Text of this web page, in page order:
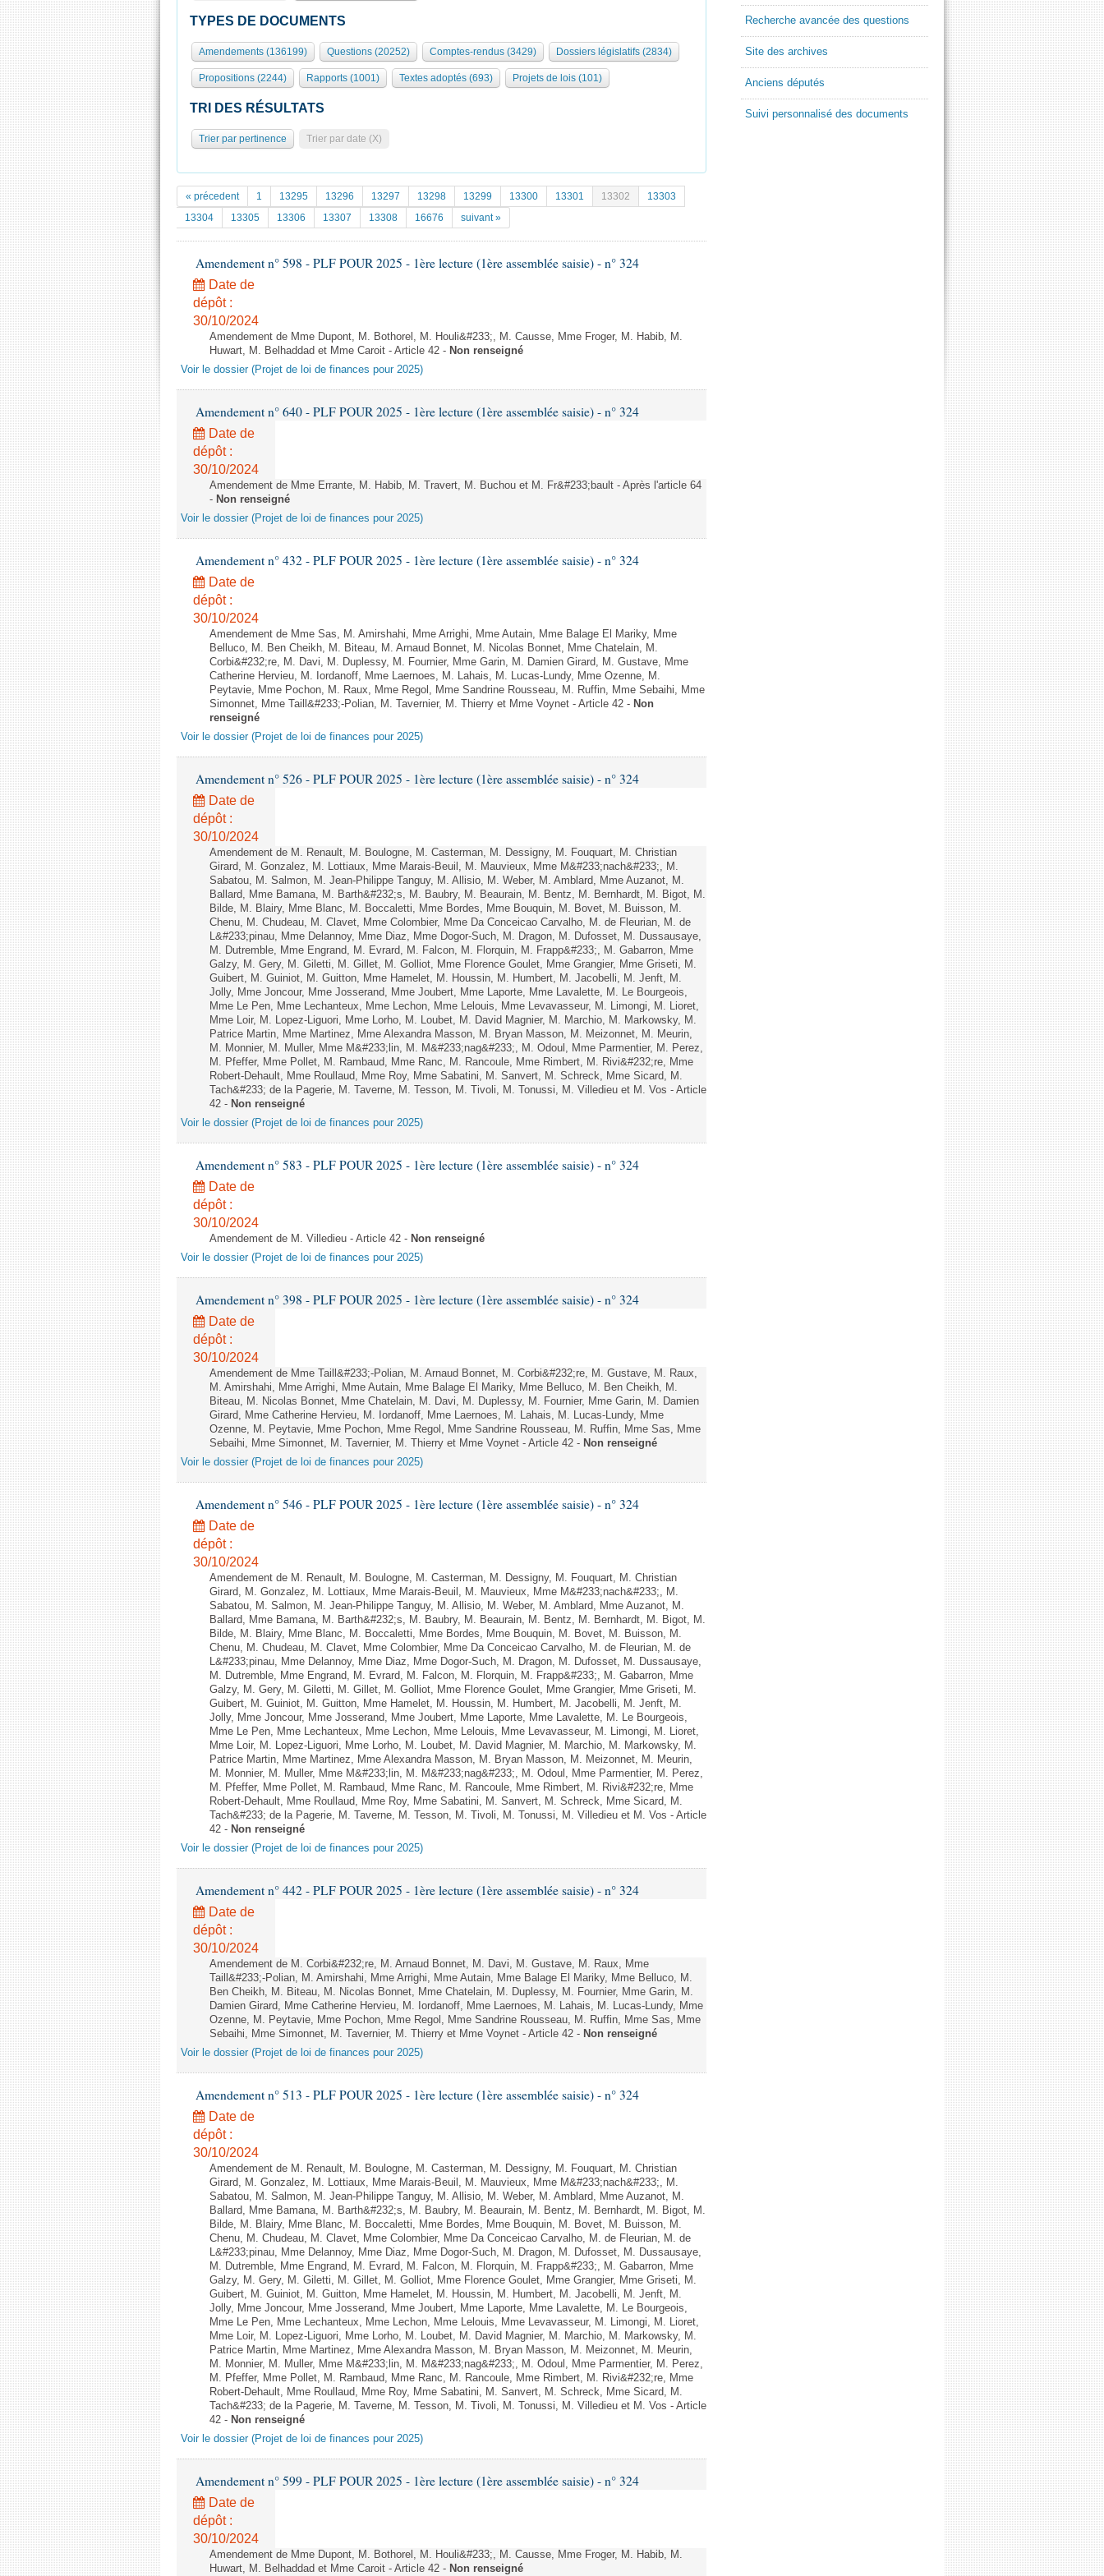
TYPES DE DOCUMENTS
Amendements (136199) Questions (20252) Comptes-rendus (3429) Dossiers législatifs (2834)
Propositions (2244) Rapports (1001) Textes adoptés (693) Projets de lois (101)
TRI DES RÉSULTATS
Trier par pertinence Trier par date (X)
« précedent 1 13295 13296 13297 13298 13299 13300 13301 13302
13303
13304
13305 13306 13307 13308 16676 suivant »
Amendement n° 598 - PLF POUR 2025 - 1ère lecture (1ère assemblée saisie) - n° 324
Date de
dépôt :
30/10/2024
Amendement de Mme Dupont, M. Bothorel, M. Houli&#233;, M. Causse, Mme Froger, M. Habib, M.
Huwart, M. Belhaddad et Mme Caroit - Article 42 - Non renseigné
Voir le dossier (Projet de loi de finances pour 2025)
Amendement n° 640 - PLF POUR 2025 - 1ère lecture (1ère assemblée saisie) - n° 324
Date de
dépôt :
30/10/2024
Amendement de Mme Errante, M. Habib, M. Travert, M. Buchou et M. Fr&#233;bault - Après l'article 64
- Non renseigné
Voir le dossier (Projet de loi de finances pour 2025)
Amendement n° 432 - PLF POUR 2025 - 1ère lecture (1ère assemblée saisie) - n° 324
Date de
dépôt :
30/10/2024
Amendement de Mme Sas, M. Amirshahi, Mme Arrighi, Mme Autain, Mme Balage El Mariky, Mme
Belluco, M. Ben Cheikh, M. Biteau, M. Arnaud Bonnet, M. Nicolas Bonnet, Mme Chatelain, M.
Corbi&#232;re, M. Davi, M. Duplessy, M. Fournier, Mme Garin, M. Damien Girard, M. Gustave, Mme
Catherine Hervieu, M. Iordanoff, Mme Laernoes, M. Lahais, M. Lucas-Lundy, Mme Ozenne, M.
Peytavie, Mme Pochon, M. Raux, Mme Regol, Mme Sandrine Rousseau, M. Ruffin, Mme Sebaihi, Mme
Simonnet, Mme Taill&#233;-Polian, M. Tavernier, M. Thierry et Mme Voynet - Article 42 - Non
renseigné
Voir le dossier (Projet de loi de finances pour 2025)
Amendement n° 526 - PLF POUR 2025 - 1ère lecture (1ère assemblée saisie) - n° 324
Date de
dépôt :
30/10/2024
Amendement de M. Renault, M. Boulogne, M. Casterman, M. Dessigny, M. Fouquart, M. Christian
Girard, M. Gonzalez, M. Lottiaux, Mme Marais-Beuil, M. Mauvieux, Mme M&#233;nach&#233;, M.
Sabatou, M. Salmon, M. Jean-Philippe Tanguy, M. Allisio, M. Weber, M. Amblard, Mme Auzanot, M.
Ballard, Mme Bamana, M. Barth&#232;s, M. Baubry, M. Beaurain, M. Bentz, M. Bernhardt, M. Bigot, M.
Bilde, M. Blairy, Mme Blanc, M. Boccaletti, Mme Bordes, Mme Bouquin, M. Bovet, M. Buisson, M.
Chenu, M. Chudeau, M. Clavet, Mme Colombier, Mme Da Conceicao Carvalho, M. de Fleurian, M. de
L&#233;pinau, Mme Delannoy, Mme Diaz, Mme Dogor-Such, M. Dragon, M. Dufosset, M. Dussausaye,
M. Dutremble, Mme Engrand, M. Evrard, M. Falcon, M. Florquin, M. Frapp&#233;, M. Gabarron, Mme
Galzy, M. Gery, M. Giletti, M. Gillet, M. Golliot, Mme Florence Goulet, Mme Grangier, Mme Griseti, M.
Guibert, M. Guiniot, M. Guitton, Mme Hamelet, M. Houssin, M. Humbert, M. Jacobelli, M. Jenft, M.
Jolly, Mme Joncour, Mme Josserand, Mme Joubert, Mme Laporte, Mme Lavalette, M. Le Bourgeois,
Mme Le Pen, Mme Lechanteux, Mme Lechon, Mme Lelouis, Mme Levavasseur, M. Limongi, M. Lioret,
Mme Loir, M. Lopez-Liguori, Mme Lorho, M. Loubet, M. David Magnier, M. Marchio, M. Markowsky, M.
Patrice Martin, Mme Martinez, Mme Alexandra Masson, M. Bryan Masson, M. Meizonnet, M. Meurin,
M. Monnier, M. Muller, Mme M&#233;lin, M. M&#233;nag&#233;, M. Odoul, Mme Parmentier, M. Perez,
M. Pfeffer, Mme Pollet, M. Rambaud, Mme Ranc, M. Rancoule, Mme Rimbert, M. Rivi&#232;re, Mme
Robert-Dehault, Mme Roullaud, Mme Roy, Mme Sabatini, M. Sanvert, M. Schreck, Mme Sicard, M.
Tach&#233; de la Pagerie, M. Taverne, M. Tesson, M. Tivoli, M. Tonussi, M. Villedieu et M. Vos - Article
42 - Non renseigné
Voir le dossier (Projet de loi de finances pour 2025)
Amendement n° 583 - PLF POUR 2025 - 1ère lecture (1ère assemblée saisie) - n° 324
Date de
dépôt :
30/10/2024
Amendement de M. Villedieu - Article 42 - Non renseigné
Voir le dossier (Projet de loi de finances pour 2025)
Amendement n° 398 - PLF POUR 2025 - 1ère lecture (1ère assemblée saisie) - n° 324
Date de
dépôt :
30/10/2024
Amendement de Mme Taill&#233;-Polian, M. Arnaud Bonnet, M. Corbi&#232;re, M. Gustave, M. Raux,
M. Amirshahi, Mme Arrighi, Mme Autain, Mme Balage El Mariky, Mme Belluco, M. Ben Cheikh, M.
Biteau, M. Nicolas Bonnet, Mme Chatelain, M. Davi, M. Duplessy, M. Fournier, Mme Garin, M. Damien
Girard, Mme Catherine Hervieu, M. Iordanoff, Mme Laernoes, M. Lahais, M. Lucas-Lundy, Mme
Ozenne, M. Peytavie, Mme Pochon, Mme Regol, Mme Sandrine Rousseau, M. Ruffin, Mme Sas, Mme
Sebaihi, Mme Simonnet, M. Tavernier, M. Thierry et Mme Voynet - Article 42 - Non renseigné
Voir le dossier (Projet de loi de finances pour 2025)
Amendement n° 546 - PLF POUR 2025 - 1ère lecture (1ère assemblée saisie) - n° 324
Date de
dépôt :
30/10/2024
Amendement de M. Renault, M. Boulogne, M. Casterman, M. Dessigny, M. Fouquart, M. Christian
Girard, M. Gonzalez, M. Lottiaux, Mme Marais-Beuil, M. Mauvieux, Mme M&#233;nach&#233;, M.
Sabatou, M. Salmon, M. Jean-Philippe Tanguy, M. Allisio, M. Weber, M. Amblard, Mme Auzanot, M.
Ballard, Mme Bamana, M. Barth&#232;s, M. Baubry, M. Beaurain, M. Bentz, M. Bernhardt, M. Bigot, M.
Bilde, M. Blairy, Mme Blanc, M. Boccaletti, Mme Bordes, Mme Bouquin, M. Bovet, M. Buisson, M.
Chenu, M. Chudeau, M. Clavet, Mme Colombier, Mme Da Conceicao Carvalho, M. de Fleurian, M. de
L&#233;pinau, Mme Delannoy, Mme Diaz, Mme Dogor-Such, M. Dragon, M. Dufosset, M. Dussausaye,
M. Dutremble, Mme Engrand, M. Evrard, M. Falcon, M. Florquin, M. Frapp&#233;, M. Gabarron, Mme
Galzy, M. Gery, M. Giletti, M. Gillet, M. Golliot, Mme Florence Goulet, Mme Grangier, Mme Griseti, M.
Guibert, M. Guiniot, M. Guitton, Mme Hamelet, M. Houssin, M. Humbert, M. Jacobelli, M. Jenft, M.
Jolly, Mme Joncour, Mme Josserand, Mme Joubert, Mme Laporte, Mme Lavalette, M. Le Bourgeois,
Mme Le Pen, Mme Lechanteux, Mme Lechon, Mme Lelouis, Mme Levavasseur, M. Limongi, M. Lioret,
Mme Loir, M. Lopez-Liguori, Mme Lorho, M. Loubet, M. David Magnier, M. Marchio, M. Markowsky, M.
Patrice Martin, Mme Martinez, Mme Alexandra Masson, M. Bryan Masson, M. Meizonnet, M. Meurin,
M. Monnier, M. Muller, Mme M&#233;lin, M. M&#233;nag&#233;, M. Odoul, Mme Parmentier, M. Perez,
M. Pfeffer, Mme Pollet, M. Rambaud, Mme Ranc, M. Rancoule, Mme Rimbert, M. Rivi&#232;re, Mme
Robert-Dehault, Mme Roullaud, Mme Roy, Mme Sabatini, M. Sanvert, M. Schreck, Mme Sicard, M.
Tach&#233; de la Pagerie, M. Taverne, M. Tesson, M. Tivoli, M. Tonussi, M. Villedieu et M. Vos - Article
42 - Non renseigné
Voir le dossier (Projet de loi de finances pour 2025)
Amendement n° 442 - PLF POUR 2025 - 1ère lecture (1ère assemblée saisie) - n° 324
Date de
dépôt :
30/10/2024
Amendement de M. Corbi&#232;re, M. Arnaud Bonnet, M. Davi, M. Gustave, M. Raux, Mme
Taill&#233;-Polian, M. Amirshahi, Mme Arrighi, Mme Autain, Mme Balage El Mariky, Mme Belluco, M.
Ben Cheikh, M. Biteau, M. Nicolas Bonnet, Mme Chatelain, M. Duplessy, M. Fournier, Mme Garin, M.
Damien Girard, Mme Catherine Hervieu, M. Iordanoff, Mme Laernoes, M. Lahais, M. Lucas-Lundy, Mme
Ozenne, M. Peytavie, Mme Pochon, Mme Regol, Mme Sandrine Rousseau, M. Ruffin, Mme Sas, Mme
Sebaihi, Mme Simonnet, M. Tavernier, M. Thierry et Mme Voynet - Article 42 - Non renseigné
Voir le dossier (Projet de loi de finances pour 2025)
Amendement n° 513 - PLF POUR 2025 - 1ère lecture (1ère assemblée saisie) - n° 324
Date de
dépôt :
30/10/2024
Amendement de M. Renault, M. Boulogne, M. Casterman, M. Dessigny, M. Fouquart, M. Christian
Girard, M. Gonzalez, M. Lottiaux, Mme Marais-Beuil, M. Mauvieux, Mme M&#233;nach&#233;, M.
Sabatou, M. Salmon, M. Jean-Philippe Tanguy, M. Allisio, M. Weber, M. Amblard, Mme Auzanot, M.
Ballard, Mme Bamana, M. Barth&#232;s, M. Baubry, M. Beaurain, M. Bentz, M. Bernhardt, M. Bigot, M.
Bilde, M. Blairy, Mme Blanc, M. Boccaletti, Mme Bordes, Mme Bouquin, M. Bovet, M. Buisson, M.
Chenu, M. Chudeau, M. Clavet, Mme Colombier, Mme Da Conceicao Carvalho, M. de Fleurian, M. de
L&#233;pinau, Mme Delannoy, Mme Diaz, Mme Dogor-Such, M. Dragon, M. Dufosset, M. Dussausaye,
M. Dutremble, Mme Engrand, M. Evrard, M. Falcon, M. Florquin, M. Frapp&#233;, M. Gabarron, Mme
Galzy, M. Gery, M. Giletti, M. Gillet, M. Golliot, Mme Florence Goulet, Mme Grangier, Mme Griseti, M.
Guibert, M. Guiniot, M. Guitton, Mme Hamelet, M. Houssin, M. Humbert, M. Jacobelli, M. Jenft, M.
Jolly, Mme Joncour, Mme Josserand, Mme Joubert, Mme Laporte, Mme Lavalette, M. Le Bourgeois,
Mme Le Pen, Mme Lechanteux, Mme Lechon, Mme Lelouis, Mme Levavasseur, M. Limongi, M. Lioret,
Mme Loir, M. Lopez-Liguori, Mme Lorho, M. Loubet, M. David Magnier, M. Marchio, M. Markowsky, M.
Patrice Martin, Mme Martinez, Mme Alexandra Masson, M. Bryan Masson, M. Meizonnet, M. Meurin,
M. Monnier, M. Muller, Mme M&#233;lin, M. M&#233;nag&#233;, M. Odoul, Mme Parmentier, M. Perez,
M. Pfeffer, Mme Pollet, M. Rambaud, Mme Ranc, M. Rancoule, Mme Rimbert, M. Rivi&#232;re, Mme
Robert-Dehault, Mme Roullaud, Mme Roy, Mme Sabatini, M. Sanvert, M. Schreck, Mme Sicard, M.
Tach&#233; de la Pagerie, M. Taverne, M. Tesson, M. Tivoli, M. Tonussi, M. Villedieu et M. Vos - Article
42 - Non renseigné
Voir le dossier (Projet de loi de finances pour 2025)
Amendement n° 599 - PLF POUR 2025 - 1ère lecture (1ère assemblée saisie) - n° 324
Date de
dépôt :
30/10/2024
Amendement de Mme Dupont, M. Bothorel, M. Houli&#233;, M. Causse, Mme Froger, M. Habib, M.
Huwart, M. Belhaddad et Mme Caroit - Article 42 - Non renseigné
Recherche avancée des questions
Site des archives
Anciens députés
Suivi personnalisé des documents